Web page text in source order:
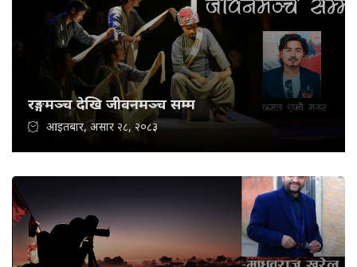
रङ्गमञ्च देखि जीवनमञ्च सम्म
आइतबार, असार २८, २०८३